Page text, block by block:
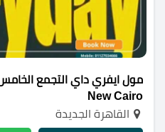
New Cairo
القاهرة الجديدة